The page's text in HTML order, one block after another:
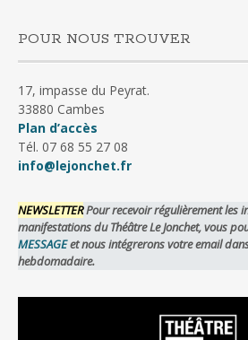
POUR NOUS TROUVER
17, impasse du Peyrat.
33880 Cambes
Plan d’accès
Tél. 07 68 55 27 08
info@lejonchet.fr
NEWSLETTERPour recevoir régulièrement les
manifestations du Théâtre Le Jonchet, vous
MESSAGEet nous intégrerons votre email
hebdomadaire.